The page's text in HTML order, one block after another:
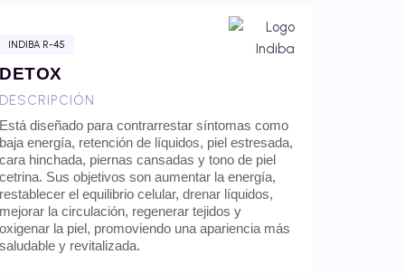
INDIBA R-45
DETOX
DESCRIPCIÓN
Está diseñado para contrarrestar síntomas como
baja energía, retención de líquidos, piel estresada,
cara hinchada, piernas cansadas y tono de piel
cetrina. Sus objetivos son aumentar la energía,
restablecer el equilibrio celular, drenar líquidos,
mejorar la circulación, regenerar tejidos y
oxigenar la piel, promoviendo una apariencia más
saludable y revitalizada.